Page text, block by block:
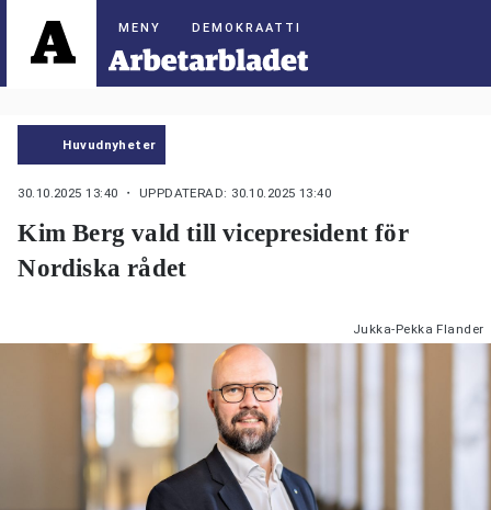
DEMOKRAATTI
Huvudnyheter
30.10.2025 13:40 ・ UPPDATERAD: 30.10.2025 13:40
Kim Berg vald till vicepresident för
Nordiska rådet
Jukka-Pekka Flander